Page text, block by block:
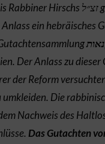
Rabbiner Hirschs זצ״ל
ein hebräisches
Der Anlass zu
der Reform
Die
Nachweis des
Das Gutachten